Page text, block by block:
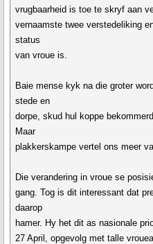
vrugbaarheid is toe te skryf aan
vernaamste twee verstedeliking
status
van vroue is.
Baie mense kyk na die groter
stede en
dorpe, skud hul koppe
Maar
plakkerskampe vertel ons meer
Die verandering in vroue se
gang. Tog is dit interessant dat
daarop
hamer. Hy het dit as nasionale
27 April, opgevolg met talle